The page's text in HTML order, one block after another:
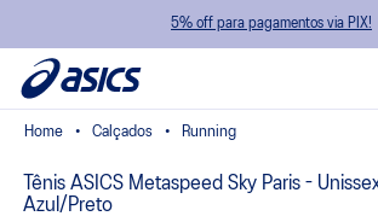
5% off para pagamentos via PIX!
Calçados Running
Tênis ASICS Metaspeed Sky Paris -
Azul/Preto